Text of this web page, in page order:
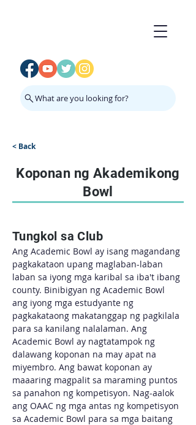
What are you looking for?
< Back
Koponan ng Akademikong
Bowl
Tungkol sa Club
Ang Academic Bowl ay isang magandang
pagkakataon upang maglaban-laban
laban sa iyong mga karibal sa iba't ibang
county. Binibigyan ng Academic Bowl
ang iyong mga estudyante ng
pagkakataong makatanggap ng pagkilala
para sa kanilang nalalaman. Ang
Academic Bowl ay nagtatampok ng
dalawang koponan na may apat na
miyembro. Ang bawat koponan ay
maaaring magpalit sa maraming puntos
sa panahon ng kompetisyon. Nag-aalok
ang OAAC ng mga antas ng kompetisyon
sa Academic Bowl para sa mga baitang